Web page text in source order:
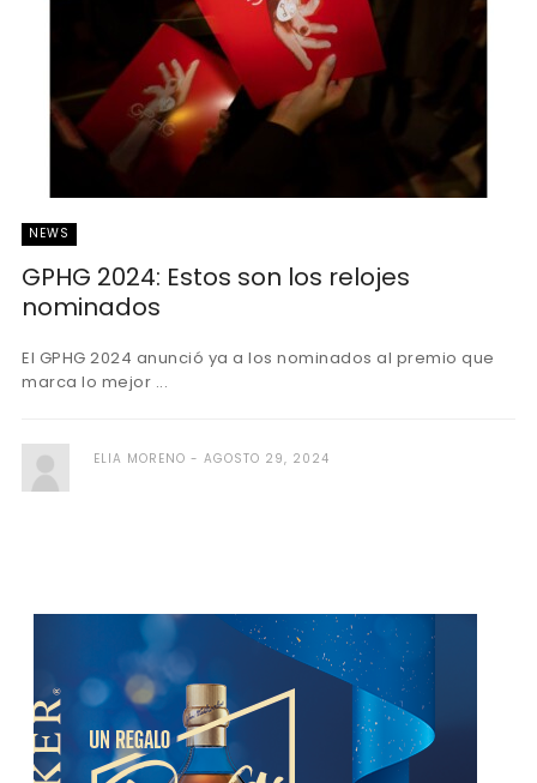
NEWS
GPHG 2024: Estos son los relojes
nominados
El GPHG 2024 anunció ya a los nominados al premio que
marca lo mejor ...
ELIA MORENO AGOSTO 29, 2024